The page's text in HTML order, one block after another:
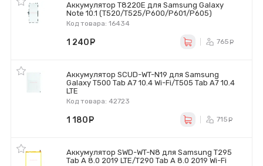
Аккумулятор T8220E для Samsung Galaxy
Note 10.1 (T520/T525/P600/P601/P605)
Код товара: 16434
1 240 765
Аккумулятор SCUD-WT-N19 для Samsung
Galaxy T500 Tab A7 10.4 Wi-Fi/T505 Tab A7 10.4
LTE
Код товара: 42723
1 180 715
Аккумулятор SWD-WT-N8 для Samsung T295
Tab A 8.0 2019 LTE/T290 Tab A 8.0 2019 Wi-Fi